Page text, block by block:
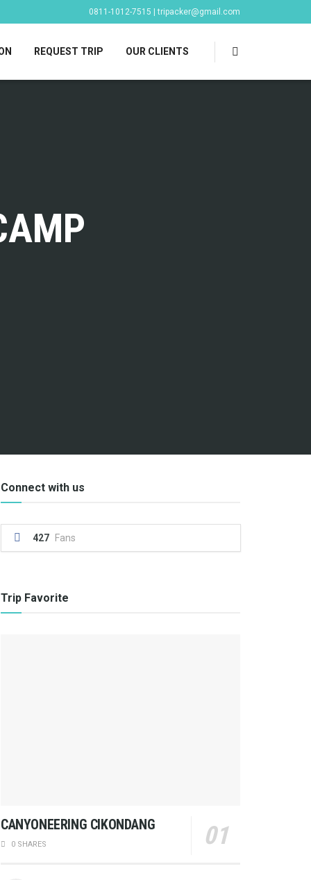
0811-1012-7515 | tripacker@gmail.com
REQUEST TRIP OUR CLIENTS
Connect with us
427 Fans
Trip Favorite
CANYONEERING CIKONDANG
0 SHARES